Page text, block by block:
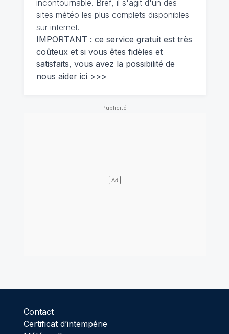
incontournable. Bref, il s'agit d'un des
sites météo les plus complets disponibles
sur internet.
IMPORTANT : ce service gratuit est très
coûteux et si vous êtes fidèles et
satisfaits, vous avez la possibilité de
nous aider ici >>>
Contact
Certificat d’intempérie